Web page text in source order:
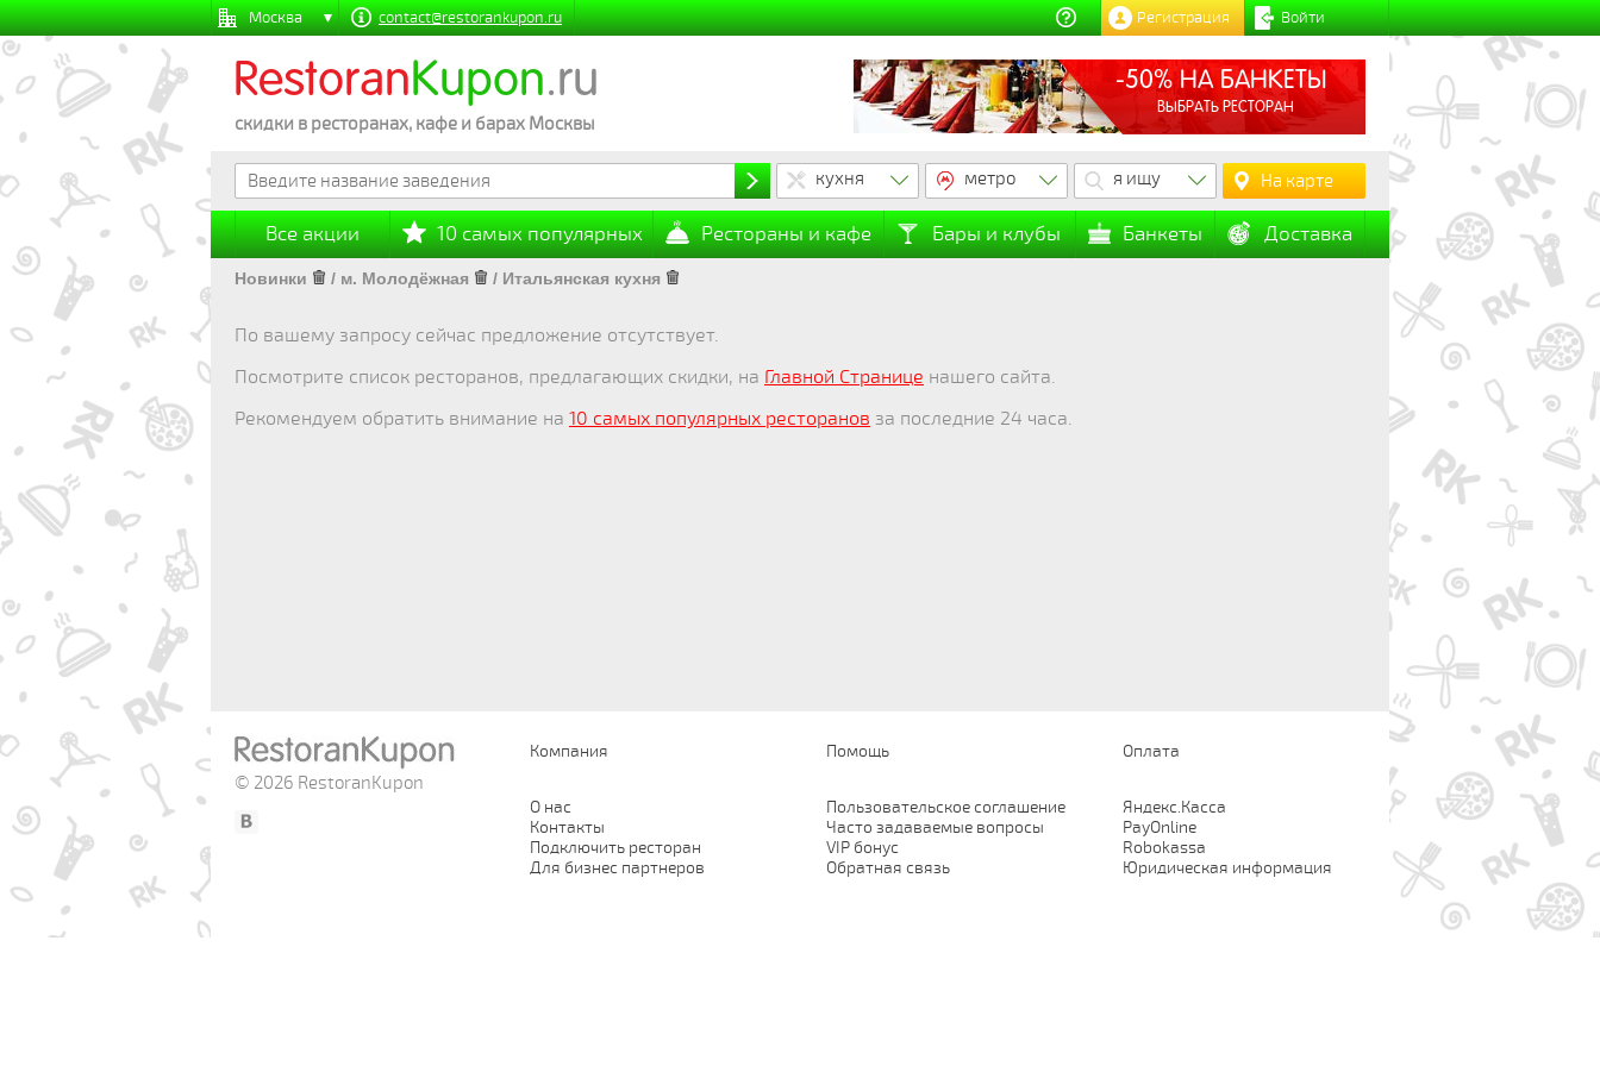
Москва contact@restorankupon.ru Войти
Регистрация
RestoranKupon.ru
скидки в ресторанах, кафе и барах Москвы
-50% НА БАНКЕТЫ
ВЫБРАТЬ РЕСТОРАН
кухня метро я ищу На карте
Все акции 10 самых популярных Рестораны и кафе Бары и клубы Банкеты Доставка
Новинки / м. Молодёжная / Итальянская кухня
По вашему запросу сейчас предложение отсутствует.
Посмотрите список ресторанов, предлагающих скидки, на Главной Странице нашего сайта.
Рекомендуем обратить внимание на 10 самых популярных ресторанов за последние 24 часа.
© 2026 RestoranKupon
Компания
О нас
Контакты
Подключить ресторан
Для бизнес партнеров
Помощь
Пользовательское соглашение
Часто задаваемые вопросы
VIP бонус
Обратная связь
Оплата
Яндекс.Касса
PayOnline
Robokassa
Юридическая информация